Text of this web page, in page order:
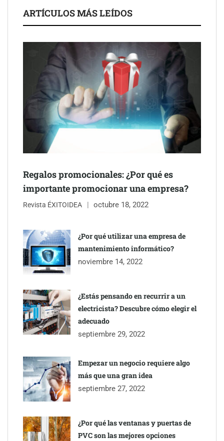
Schaeffler mejora su rentabilidad en el primer semestre de 2026
NOVA: innovación y diseño que transforman espacios de la
mano de Tormo Franquicias
ARTÍCULOS MÁS LEÍDOS
Regalos promocionales: ¿Por qué es
importante promocionar una empresa?
Revista ÉXITOIDEA octubre 18, 2022
¿Por qué utilizar una empresa de
mantenimiento informático?
noviembre 14, 2022
¿Estás pensando en recurrir a un
electricista? Descubre cómo elegir el
adecuado
septiembre 29, 2022
Empezar un negocio requiere algo
más que una gran idea
septiembre 27, 2022
¿Por qué las ventanas y puertas de
PVC son las mejores opciones